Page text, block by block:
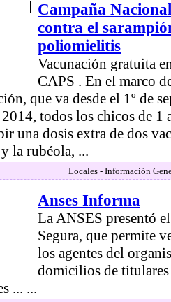
Campaña
contra el
poliomielitis
Vacunación gratuita
CAPS . En el marco
que va desde el 1º de
todos los chicos de 1
una dosis extra de dos
la rubéola, ...
Locales - Información
Anses Informa
La ANSES presentó
Segura, que permite
los agentes del
domicilios de titulares
... ...